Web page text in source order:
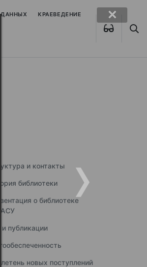
КРАЕВЕДЕНИЕ
и контакты
библиотеки
о библиотеке
публикации
новых поступлений